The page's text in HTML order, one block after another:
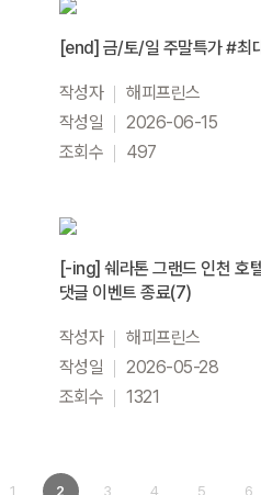
[end] 금/토/일 주말특가 #최
작성자
해피프린스
작성일
2026-06-15
조회수
497
[-ing] 쉐라톤 그랜드 인천 호
댓글 이벤트 종료(7)
작성자
해피프린스
작성일
2026-05-28
조회수
1321
1 2 3 4 5 6